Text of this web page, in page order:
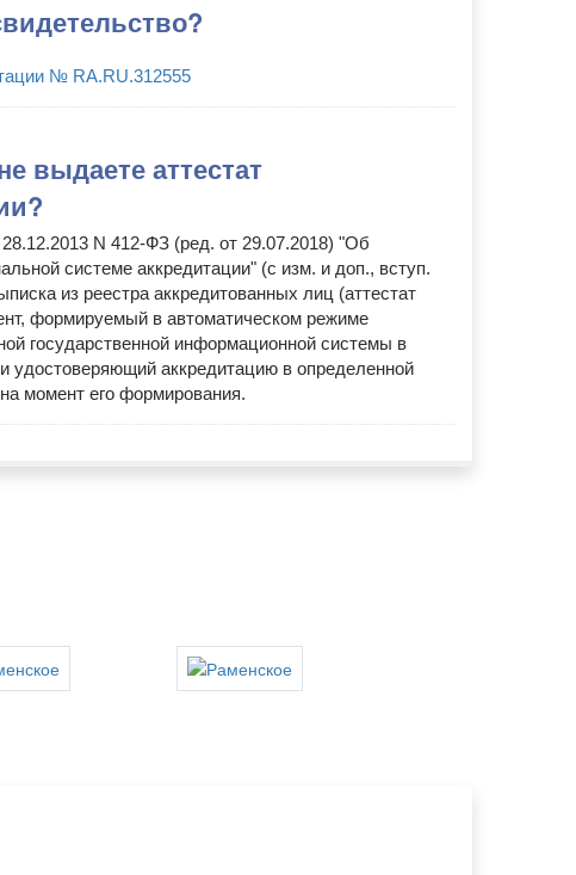
№ RA.RU.312555
выдаете аттестат
N 412-ФЗ (ред. от 29.07.2018) "Об
системе аккредитации" (с изм. и доп., вступ.
из реестра аккредитованных лиц (аттестат
формируемый в автоматическом режиме
государственной информационной системы в
удостоверяющий аккредитацию в определенной
момент его формирования.